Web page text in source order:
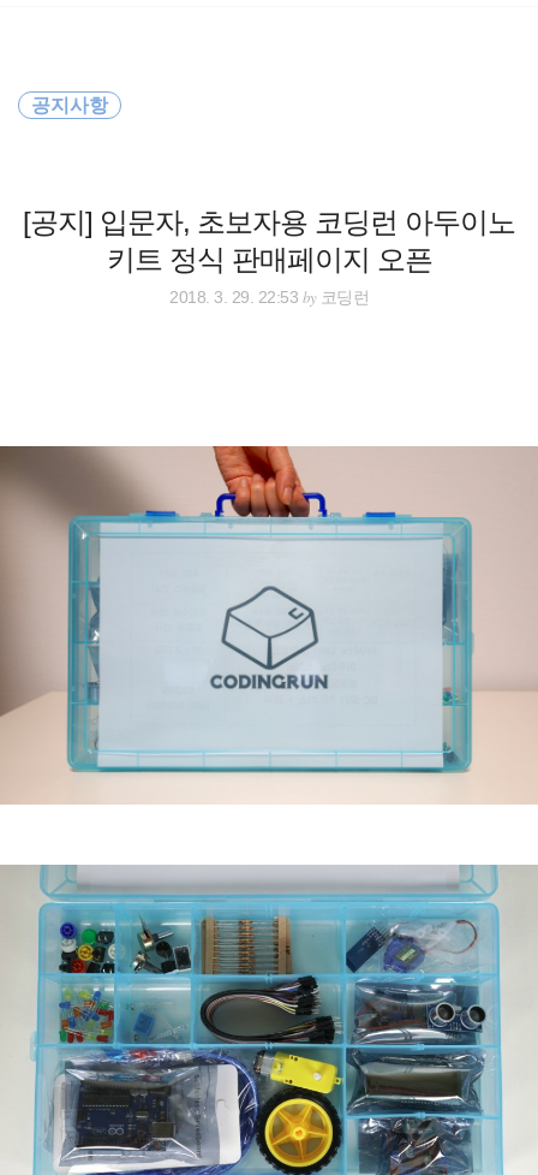
바
로
[공지] 입문자, 초보자용 코딩런 아두이노
키트 정식 판매페이지 오픈
공지사항
2018. 3. 29. 22:53 by코딩런